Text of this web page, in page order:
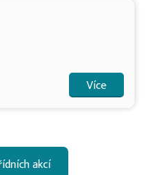
Více
akcí